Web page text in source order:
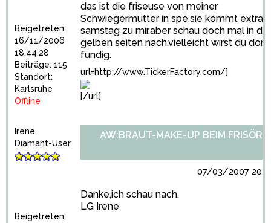
Beigetreten:
16/11/2006
18:44:28
Beiträge: 115
Standort:
Karlsruhe
Offline
das ist die friseuse von meiner
Schwiegermutter in spe.sie kommt extra
samstag zu mir.aber schau doch mal in
gelben seiten nach,vielleicht wirst du dort
fündig.
url=http://www.TickerFactory.com/]
[/url]
Irene
Diamant-User
Beigetreten:
AW:BRAUT-MAKE-UP BEIM FRISÖR?
07/03/2007
Danke,ich schau nach.
LG Irene